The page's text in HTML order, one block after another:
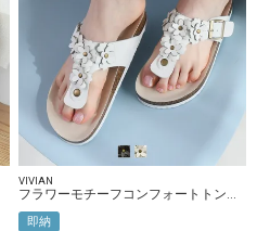
VIVIAN
フラワーモチーフコンフォートトングサンダル
即納